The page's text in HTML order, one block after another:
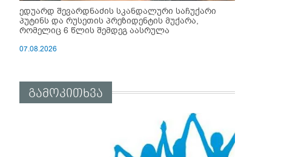
ედუარდ შევარდნაძის სკანდალური საჩუქარი
პუტინს და რუსეთის პრეზიდენტის მუქარა,
რომელიც 6 წლის შემდეგ აასრულა
07.08.2026
გამოკითხვა